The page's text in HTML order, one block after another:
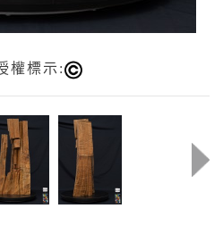
權標示: